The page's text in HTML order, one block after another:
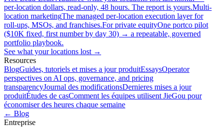
per-location dollars, read-only, 48 hours. The report is yours.Multi-
location marketingThe managed per-location execution layer for
roll-ups, MSOs, and franchises.For private equityOne portco pilot
($10K fixed, first number by day 30) → a repeatable, governed
portfolio playbook.
See what your locations lost →
Resources
BlogGuides, tutoriels et mises a jour produitEssaysOperator
perspectives on AI ops, governance, and pricing
transparencyJournal des modificationsDernieres mises a jour
produitÉtudes de casComment les équipes utilisent JieGou pour
économiser des heures chaque semaine
← Blog
Entreprise